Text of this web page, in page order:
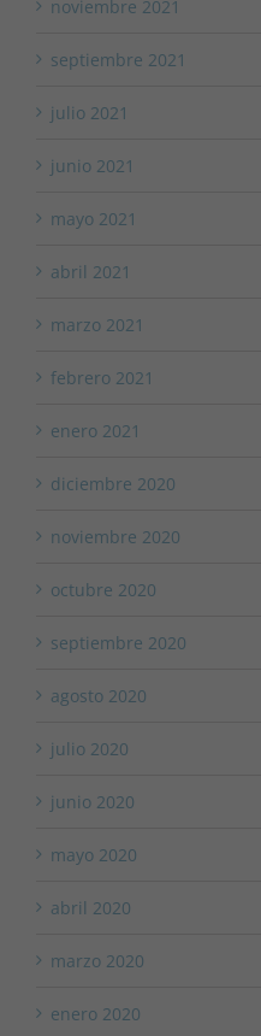
noviembre 2021
septiembre 2021
julio 2021
junio 2021
mayo 2021
abril 2021
marzo 2021
febrero 2021
enero 2021
diciembre 2020
noviembre 2020
octubre 2020
septiembre 2020
agosto 2020
julio 2020
junio 2020
mayo 2020
abril 2020
marzo 2020
enero 2020